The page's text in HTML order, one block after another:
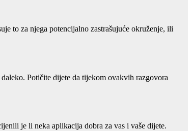
to za njega potencijalno zastrašujuće okruženje, ili
Potičite dijete da tijekom ovakvih razgovora
je li neka aplikacija dobra za vas i vaše dijete.